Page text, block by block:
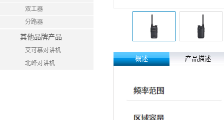
双工器
分路器
其他品牌产品
艾可慕对讲机
北峰对讲机
概述 产品描述